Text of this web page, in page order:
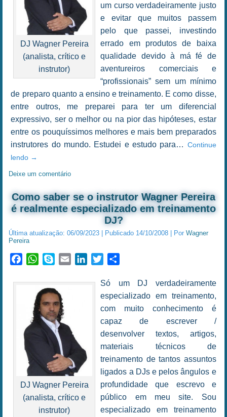
DJ Wagner Pereira
(analista, crítico e
instrutor)
um curso verdadeiramente justo
e evitar que muitos passem
pelo que passei, investindo
errado em produtos de baixa
qualidade devido à má fé de
aventureiros comerciais e
“profissionais” sem um mínimo
de preparo quanto a ensino e treinamento. E como disse,
entre outros, me preparei para ter um diferencial
expressivo, ser o melhor ou na pior das hipóteses, estar
entre os pouquíssimos melhores e mais bem preparados
instrutores do mundo. Estudei e estudo para… Continue
lendo →
Deixe um comentário
Como saber se o instrutor Wagner Pereira
é realmente especializado em treinamento
DJ?
Última atualização: 06/09/2023 Publicado 14/10/2008 Por Wagner
Pereira
FacebookWhatsApp
Skype Email LinkedInTwitter
DJ Wagner Pereira
(analista, crítico e
instrutor)
Só um DJ verdadeiramente
especializado em treinamento,
com muito conhecimento é
capaz de escrever /
desenvolver textos, artigos,
materiais técnicos de
treinamento de tantos assuntos
ligados a DJs e pelos ângulos e
profundidade que escrevo e
público em meu site. Sou
especializado em treinamento